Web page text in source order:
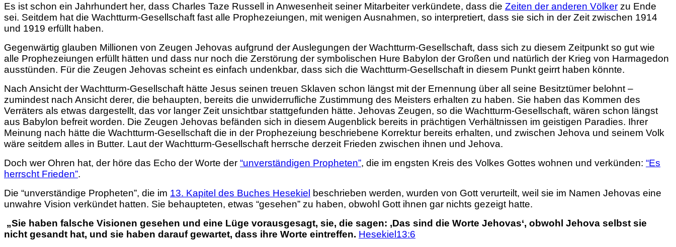
Image
Es ist schon ein Jahrhundert her, dass Charles Taze Russell in Anwesenheit seiner Mitarbeiter verkündete, dass die Zeiten der anderen Völker zu Ende
sei. Seitdem hat die Wachtturm-Gesellschaft fast alle Prophezeiungen, mit wenigen Ausnahmen, so interpretiert, dass sie sich in der Zeit zwischen 1914
und 1919 erfüllt haben.
Gegenwärtig glauben Millionen von Zeugen Jehovas aufgrund der Auslegungen der Wachtturm-Gesellschaft, dass sich zu diesem Zeitpunkt so gut wie
alle Prophezeiungen erfüllt hätten und dass nur noch die Zerstörung der symbolischen Hure Babylon der Großen und natürlich der Krieg von Harmagedon
ausstünden. Für die Zeugen Jehovas scheint es einfach undenkbar, dass sich die Wachtturm-Gesellschaft in diesem Punkt geirrt haben könnte.
Nach Ansicht der Wachtturm-Gesellschaft hätte Jesus seinen treuen Sklaven schon längst mit der Ernennung über all seine Besitztümer belohnt –
zumindest nach Ansicht derer, die behaupten, bereits die unwiderrufliche Zustimmung des Meisters erhalten zu haben. Sie haben das Kommen des
Verräters als etwas dargestellt, das vor langer Zeit unsichtbar stattgefunden hätte. Jehovas Zeugen, so die Wachtturm-Gesellschaft, wären schon längst
aus Babylon befreit worden. Die Zeugen Jehovas befänden sich in diesem Augenblick bereits in prächtigen Verhältnissen im geistigen Paradies. Ihrer
Meinung nach hätte die Wachtturm-Gesellschaft die in der Prophezeiung beschriebene Korrektur bereits erhalten, und zwischen Jehova und seinem Volk
wäre seitdem alles in Butter. Laut der Wachtturm-Gesellschaft herrsche derzeit Frieden zwischen ihnen und Jehova.
Doch wer Ohren hat, der höre das Echo der Worte der “unverständigen Propheten”, die im engsten Kreis des Volkes Gottes wohnen und verkünden: “Es
herrscht Frieden”.
Die “unverständige Propheten”, die im 13. Kapitel des Buches Hesekiel beschrieben werden, wurden von Gott verurteilt, weil sie im Namen Jehovas eine
unwahre Vision verkündet hatten. Sie behaupteten, etwas “gesehen” zu haben, obwohl Gott ihnen gar nichts gezeigt hatte.
„Sie haben falsche Visionen gesehen und eine Lüge vorausgesagt, sie, die sagen: ‚Das sind die Worte Jehovas‘, obwohl Jehova selbst sie
nicht gesandt hat, und sie haben darauf gewartet, dass ihre Worte eintreffen. Hesekiel13:6